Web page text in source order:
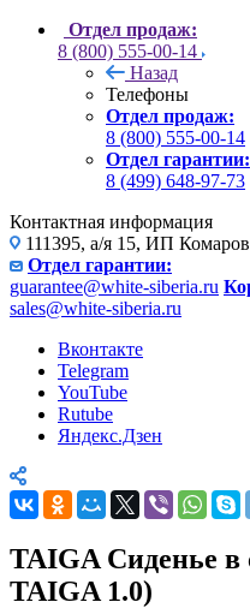
Отдел продаж:
8 (800) 555-00-14
Назад
Телефоны
Отдел продаж:
8 (800) 555-00-14
Отдел гарантии:
8 (499) 648-97-73
Контактная информация
111395, а/я 15, ИП
Отдел гарантии:
guarantee@white-siberia.ru
sales@white-siberia.ru
Вконтакте
Telegram
YouTube
Rutube
Яндекс.Дзен
TAIGA Сиденье в
TAIGA 1.0)